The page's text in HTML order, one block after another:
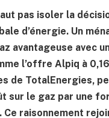
pas isoler la
d’énergie. Un
avantageuse avec
l’offre Alpiq à
de TotalEnergies,
sur le gaz par une
Ce raisonnement